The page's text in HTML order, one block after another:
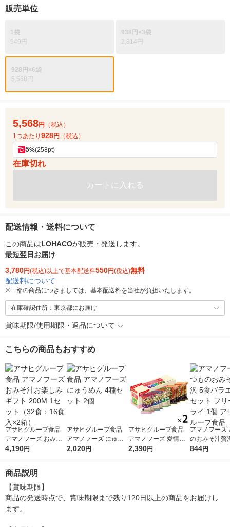
販売単位
1袋
949円
938円×3袋
2,814円
928円×6袋
5,568円
5,568円
（税込）
1つあたり 928円 （税込）
5%(258pt)
在庫切れ
カートに入れる
配送情報・送料について
この商品はLOHACOが販売・発送します。
最短翌日お届け
3,780円(税込)以上で基本配送料550円(税込)無料
配送料について
※一部の商品につきましては、基本配送料を当社が負担いたします。
在庫確認住所：東京都にお届け
賞味期限/使用期限・返品について
こちらの商品もおすすめ
アサヒグループ食品
アマノフーズ おみそ
汁お楽しみギフト 200
4,190円
アサヒグループ食品
アマノフーズ にゅう
めん 4種セット 2個
2,020円
アサヒグループ食品
アマノフーズ 愛情い
っぱいおみそ汁 5種セ
2,390円
アマノフーズ
のおみそ汁贅
ラエティセッ
844円
商品説明
【賞味期限】
商品の発送時点で、賞味期限まで残り120日以上の商品をお届けし
ます。